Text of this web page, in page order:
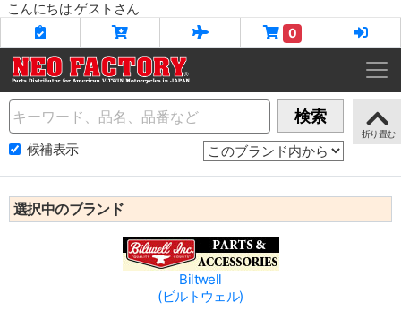
こんにちは ゲストさん
0
Name 検索
候補表示
選択中のブランド
Biltwell
(ビルトウェル)